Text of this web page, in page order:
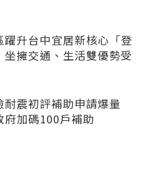
躍升台中宜居新核心「登
坐擁交通、生活雙優勢受
耐震初評補助申請爆量
府加碼100戶補助